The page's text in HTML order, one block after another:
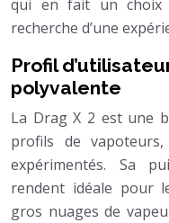
qui en fait un choix
recherche d’une
Profil
polyvalente
La Drag X 2 est une
profils de
expérimentés. Sa
rendent idéale pour
gros nuages de